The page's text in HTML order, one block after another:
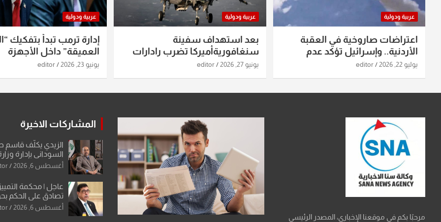
عربية ودولية
اعتراضات صاروخية في العقبة
الأردنية.. وإسرائيل تؤكد عدم
استهدافها
يوليو 22, 2026 editor
عربية ودولية
بعد استهداف سفينة
سنغافوريةأميركا تضرب رادارات
ومواقع صواريخ ومسيرات إيران..
يونيو 27, 2026 editor
عربية ودولية
إدارة ترمب تبدأ بتفكيك
العميقة” داخل الأجهزة
الاستخباراتية
يونيو 23, 2026 editor
مرحبًا بكم في موقعنا الإخباري، المصدر الرئيسي
المشاركات الاخيرة
الزيدي يكلّف قاسم
السوداني بإدارة
أغسطس 6, 2026
عاجل | محكمة التمييز
تصادق على الحكم
الواحد كبيان
أغسطس 6, 2026